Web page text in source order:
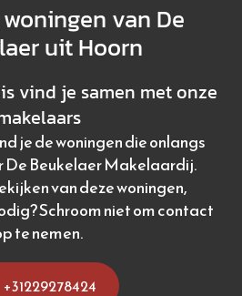
van De
uit Hoorn
vind je samen met onze
je de woningen die onlangs
De Beukelaer Makelaardij.
van deze woningen,
Schroom niet om contact
te nemen.
+31229278424